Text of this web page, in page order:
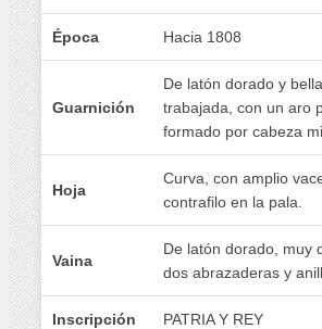
Época Hacia 1808
Guarnición
De latón dorado y
trabajada, con un aro
formado por cabeza
Hoja
Curva, con amplio
contrafilo en la pala.
Vaina
De latón dorado, muy
dos abrazaderas y
Inscripción PATRIA Y REY